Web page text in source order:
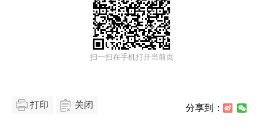
扫一扫在手机打开当前页
打印 关闭 分享到：